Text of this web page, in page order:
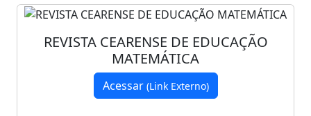
REVISTA CEARENSE DE EDUCAÇÃO
MATEMÁTICA
Acessar (Link Externo)